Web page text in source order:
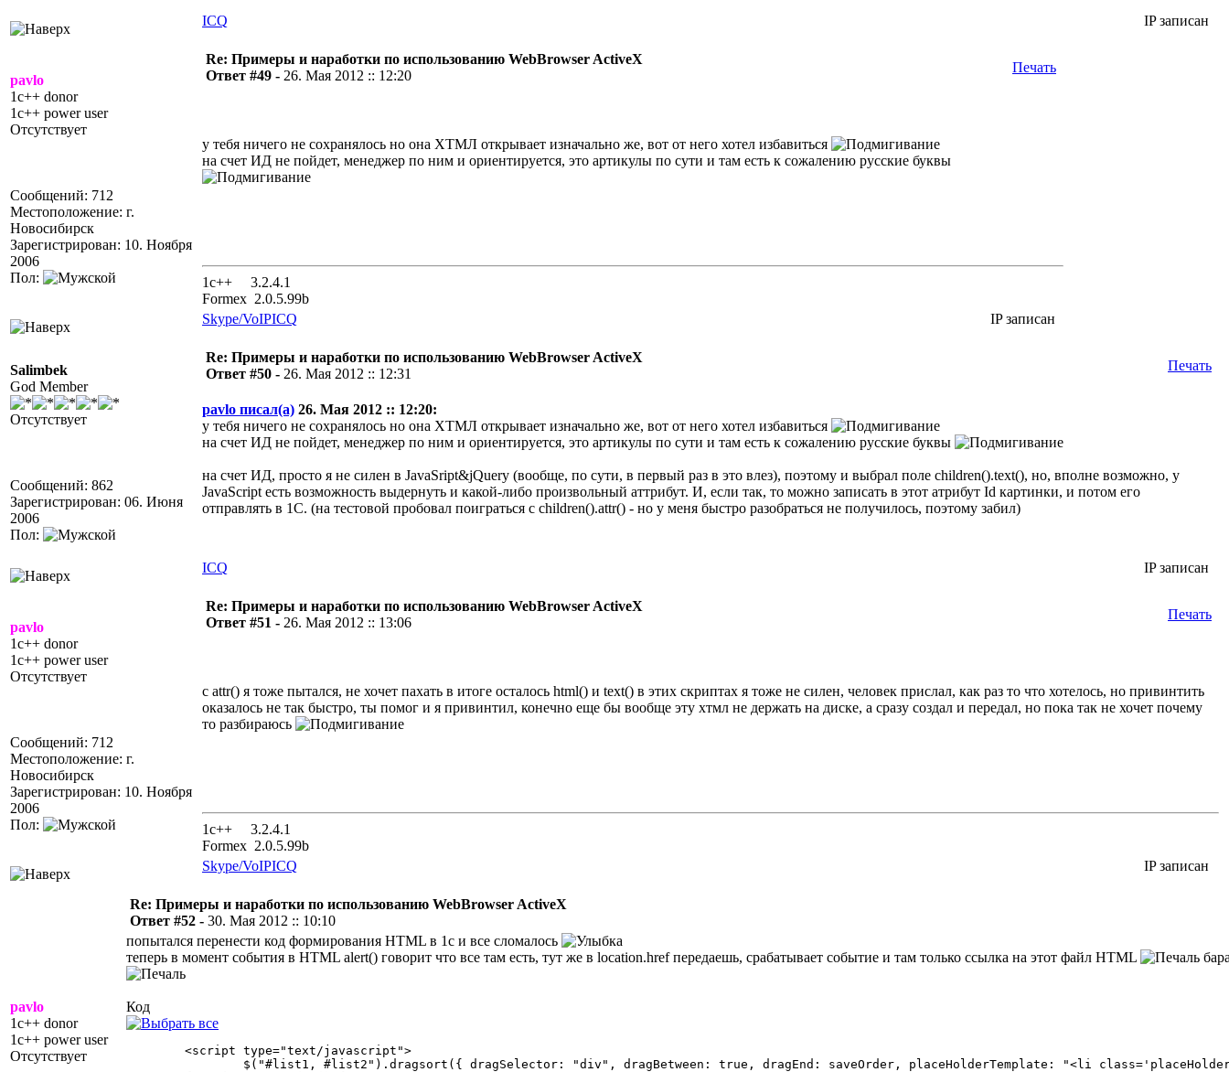
ICQ IP записан
pavlo
1c++ donor
1c++ power user
Отсутствует
Сообщений: 712
Местоположение: г.
Новосибирск
Зарегистрирован: 10. Ноября
2006
Пол:
Re: Примеры и наработки по использованию WebBrowser ActiveX
Ответ #49 - 26. Мая 2012 :: 12:20
Печать
у тебя ничего не сохранялось но она ХТМЛ открывает изначально же, вот от него хотел избавиться
на счет ИД не пойдет, менеджер по ним и ориентируется, это артикулы по сути и там есть к сожалению русские буквы
1с++ 3.2.4.1
Formex 2.0.5.99b
Skype/VoIPICQ IP записан
Salimbek
God Member
Отсутствует
Сообщений: 862
Зарегистрирован: 06. Июня
2006
Пол:
Re: Примеры и наработки по использованию WebBrowser ActiveX
Ответ #50 - 26. Мая 2012 :: 12:31
Печать
pavlo писал(а) 26. Мая 2012 :: 12:20:
у тебя ничего не сохранялось но она ХТМЛ открывает изначально же, вот от него хотел избавиться
на счет ИД не пойдет, менеджер по ним и ориентируется, это артикулы по сути и там есть к сожалению русские буквы
на счет ИД, просто я не силен в JavaSript&jQuery (вообще, по сути, в первый раз в это влез), поэтому и выбрал поле children().text(), но, вполне возможно, у
JavaScript есть возможность выдернуть и какой-либо произвольный аттрибут. И, если так, то можно записать в этот атрибут Id картинки, и потом его
отправлять в 1С. (на тестовой пробовал поиграться с children().attr() - но у меня быстро разобраться не получилось, поэтому забил)
ICQ IP записан
pavlo
1c++ donor
1c++ power user
Отсутствует
Сообщений: 712
Местоположение: г.
Новосибирск
Зарегистрирован: 10. Ноября
2006
Пол:
Re: Примеры и наработки по использованию WebBrowser ActiveX
Ответ #51 - 26. Мая 2012 :: 13:06
Печать
c attr() я тоже пытался, не хочет пахать в итоге осталось html() и text() в этих скриптах я тоже не силен, человек прислал, как раз то что хотелось, но привинтить
оказалось не так быстро, ты помог и я привинтил, конечно еще бы вообще эту хтмл не держать на диске, а сразу создал и передал, но пока так не хочет почему
то разбираюсь
1с++ 3.2.4.1
Formex 2.0.5.99b
Skype/VoIPICQ IP записан
pavlo
1c++ donor
1c++ power user
Отсутствует
Re: Примеры и наработки по использованию WebBrowser ActiveX
Ответ #52 - 30. Мая 2012 :: 10:10
попытался перенести код формирования HTML в 1с и все сломалось
теперь в момент события в HTML alert() говорит что все там есть, тут же в location.href передаешь, срабатывает событие и там только ссылка на этот файл HTML
Код